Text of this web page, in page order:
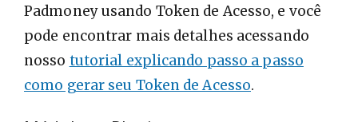
Padmoney usando Token de Acesso, e você
pode encontrar mais detalhes acessando
nosso tutorial explicando passo a passo
como gerar seu Token de Acesso.